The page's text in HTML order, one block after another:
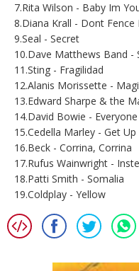
7.Rita Wilson - Baby Im
8.Diana Krall - Dont Fence
9.Seal - Secret
10.Dave Matthews Band -
11.Sting - Fragilidad
12.Alanis Morissette -
13.Edward Sharpe & the
14.David Bowie - Everyone
15.Cedella Marley - Get Up
16.Beck - Corrina, Corrina
17.Rufus Wainwright -
18.Patti Smith - Somalia
19.Coldplay - Yellow